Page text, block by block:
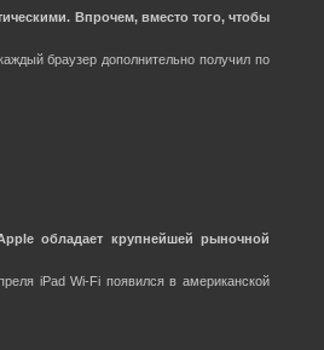
Впрочем, вместо того, чтобы
браузер дополнительно получил по
обладает крупнейшей рыночной
iPad Wi-Fi появился в американской